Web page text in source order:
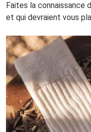
Faites la connaissance
et qui devraient vous